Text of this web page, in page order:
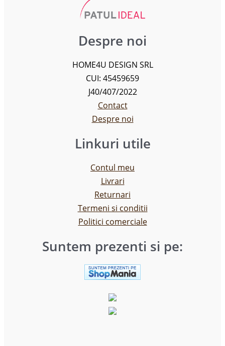
Despre noi
HOME4U DESIGN SRL
CUI: 45459659
J40/407/2022
Contact
Despre noi
Linkuri utile
Contul meu
Livrari
Returnari
Termeni si conditii
Politici comerciale
Suntem prezenti si pe: